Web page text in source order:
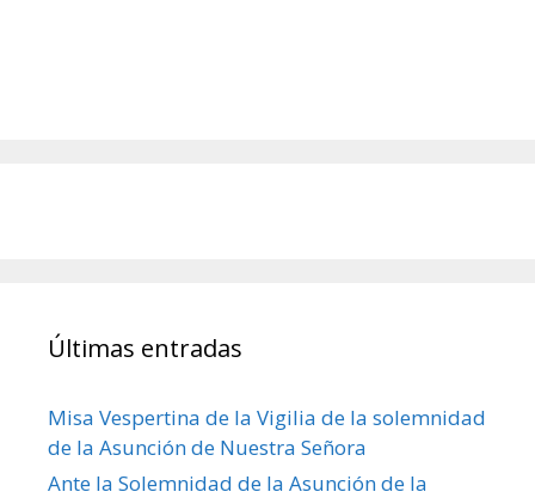
Últimas entradas
Misa Vespertina de la Vigilia de la solemnidad
de la Asunción de Nuestra Señora
Ante la Solemnidad de la Asunción de la